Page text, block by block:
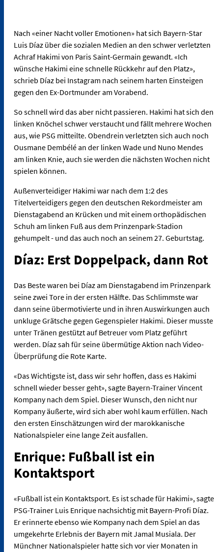
Nach «einer Nacht voller Emotionen» hat sich Bayern-Star
Luis Díaz über die sozialen Medien an den schwer verletzten
Achraf Hakimi von Paris Saint-Germain gewandt. «Ich
wünsche Hakimi eine schnelle Rückkehr auf den Platz»,
schrieb Díaz bei Instagram nach seinem harten Einsteigen
gegen den Ex-Dortmunder am Vorabend.
So schnell wird das aber nicht passieren. Hakimi hat sich den
linken Knöchel schwer verstaucht und fällt mehrere Wochen
aus, wie PSG mitteilte. Obendrein verletzten sich auch noch
Ousmane Dembélé an der linken Wade und Nuno Mendes
am linken Knie, auch sie werden die nächsten Wochen nicht
spielen können.
Außenverteidiger Hakimi war nach dem 1:2 des
Titelverteidigers gegen den deutschen Rekordmeister am
Dienstagabend an Krücken und mit einem orthopädischen
Schuh am linken Fuß aus dem Prinzenpark-Stadion
gehumpelt - und das auch noch an seinem 27. Geburtstag.
Díaz: Erst Doppelpack, dann Rot
Das Beste waren bei Díaz am Dienstagabend im Prinzenpark
seine zwei Tore in der ersten Hälfte. Das Schlimmste war
dann seine übermotivierte und in ihren Auswirkungen auch
unkluge Grätsche gegen Gegenspieler Hakimi. Dieser musste
unter Tränen gestützt auf Betreuer vom Platz geführt
werden. Díaz sah für seine übermütige Aktion nach Video-
Überprüfung die Rote Karte.
«Das Wichtigste ist, dass wir sehr hoffen, dass es Hakimi
schnell wieder besser geht», sagte Bayern-Trainer Vincent
Kompany nach dem Spiel. Dieser Wunsch, den nicht nur
Kompany äußerte, wird sich aber wohl kaum erfüllen. Nach
den ersten Einschätzungen wird der marokkanische
Nationalspieler eine lange Zeit ausfallen.
Enrique: Fußball ist ein
Kontaktsport
«Fußball ist ein Kontaktsport. Es ist schade für Hakimi», sagte
PSG-Trainer Luis Enrique nachsichtig mit Bayern-Profi Díaz.
Er erinnerte ebenso wie Kompany nach dem Spiel an das
umgekehrte Erlebnis der Bayern mit Jamal Musiala. Der
Münchner Nationalspieler hatte sich vor vier Monaten in